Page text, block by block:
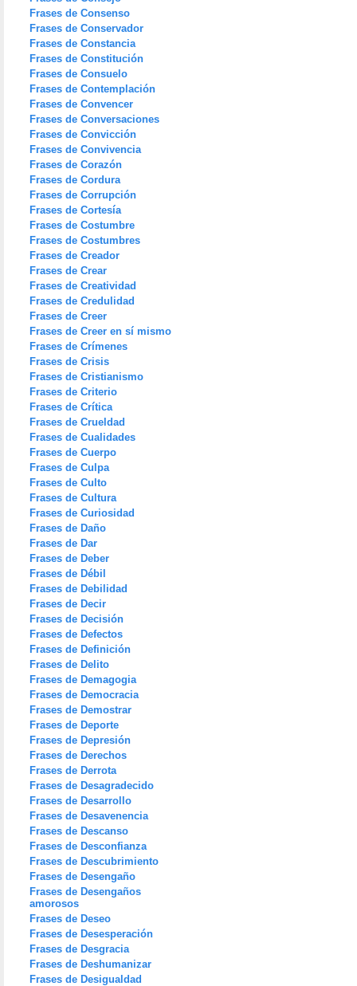
Frases de Consenso
Frases de Conservador
Frases de Constancia
Frases de Constitución
Frases de Consuelo
Frases de Contemplación
Frases de Convencer
Frases de Conversaciones
Frases de Convicción
Frases de Convivencia
Frases de Corazón
Frases de Cordura
Frases de Corrupción
Frases de Cortesía
Frases de Costumbre
Frases de Costumbres
Frases de Creador
Frases de Crear
Frases de Creatividad
Frases de Credulidad
Frases de Creer
Frases de Creer en sí mismo
Frases de Crímenes
Frases de Crisis
Frases de Cristianismo
Frases de Criterio
Frases de Crítica
Frases de Crueldad
Frases de Cualidades
Frases de Cuerpo
Frases de Culpa
Frases de Culto
Frases de Cultura
Frases de Curiosidad
Frases de Daño
Frases de Dar
Frases de Deber
Frases de Débil
Frases de Debilidad
Frases de Decir
Frases de Decisión
Frases de Defectos
Frases de Definición
Frases de Delito
Frases de Demagogia
Frases de Democracia
Frases de Demostrar
Frases de Deporte
Frases de Depresión
Frases de Derechos
Frases de Derrota
Frases de Desagradecido
Frases de Desarrollo
Frases de Desavenencia
Frases de Descanso
Frases de Desconfianza
Frases de Descubrimiento
Frases de Desengaño
Frases de Desengaños
amorosos
Frases de Deseo
Frases de Desesperación
Frases de Desgracia
Frases de Deshumanizar
Frases de Desigualdad